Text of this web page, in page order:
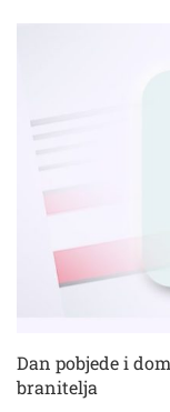
Dan pobjede i
branitelja